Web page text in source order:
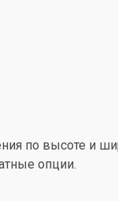
по высоте и
опции.